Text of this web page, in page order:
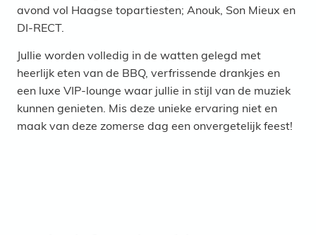
avond vol Haagse topartiesten; Anouk, Son Mieux en
DI-RECT.
Jullie worden volledig in de watten gelegd met
heerlijk eten van de BBQ, verfrissende drankjes en
een luxe VIP-lounge waar jullie in stijl van de muziek
kunnen genieten. Mis deze unieke ervaring niet en
maak van deze zomerse dag een onvergetelijk feest!